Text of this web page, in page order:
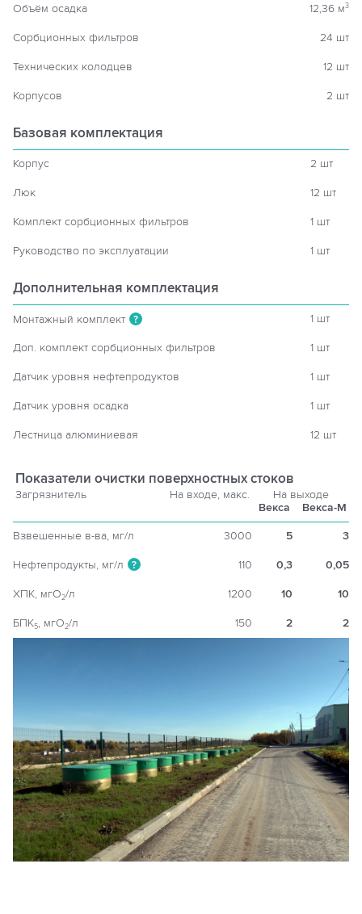
Объём осадка 12,36 м3
Сорбционных фильтров 24 шт
Технических колодцев 12 шт
Корпусов 2 шт
Базовая комплектация
Корпус 2 шт
Люк 12 шт
Комплект сорбционных фильтров 1 шт
Руководство по эксплуатации 1 шт
Дополнительная комплектация
Монтажный комплект ? 1 шт
Доп. комплект сорбционных фильтров 1 шт
Датчик уровня нефтепродуктов 1 шт
Датчик уровня осадка 1 шт
Лестница алюминиевая 12 шт
Показатели очистки поверхностных стоков
Загрязнитель На входе, макс.
На выходе
Векса
Векса-М
Взвешенные в-ва, мг/л 3000 5 3
Нефтепродукты, мг/л ? 110 0,3 0,05
ХПК, мгO2/л 1200 10 10
БПК5, мгO2/л 150 2 2